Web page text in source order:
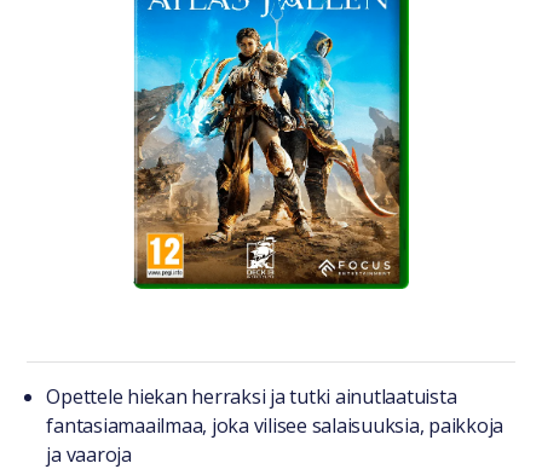
Tuotteesta lyhyesti
Opettele hiekan herraksi ja tutki ainutlaatuista
fantasiamaailmaa, joka vilisee salaisuuksia, paikkoja
ja vaaroja